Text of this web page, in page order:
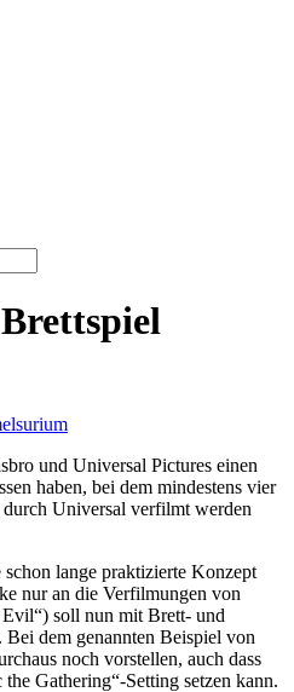
und Universal Pictures einen
haben, bei dem mindestens vier
Universal verfilmt werden
lange praktizierte Konzept
nur an die Verfilmungen von
soll nun mit Brett- und
dem genannten Beispiel von
noch vorstellen, auch dass
Gathering“-Setting setzen kann.